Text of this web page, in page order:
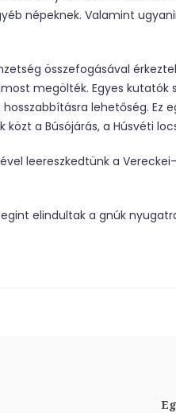
népeknek. Valamint
összefogásával
megölték. Egyes
lehetőség. Ez
a Búsójárás, a Húsvéti
leereszkedtünk a
elindultak a gnúk